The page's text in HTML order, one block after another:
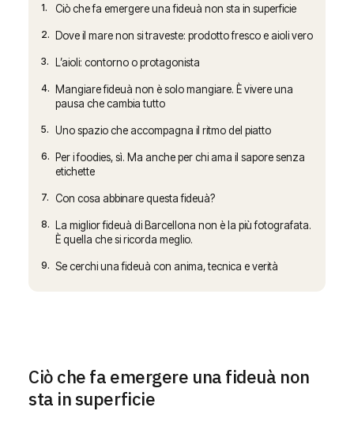
1. Ciò che fa emergere una fideuà non sta in superficie
2. Dove il mare non si traveste: prodotto fresco e aioli vero
3. L’aioli: contorno o protagonista
4.
Mangiare fideuà non è solo mangiare. È vivere una
pausa che cambia tutto
5. Uno spazio che accompagna il ritmo del piatto
6.
Per i foodies, sì. Ma anche per chi ama il sapore senza
etichette
7. Con cosa abbinare questa fideuà?
8.
La miglior fideuà di Barcellona non è la più fotografata.
È quella che si ricorda meglio.
9. Se cerchi una fideuà con anima, tecnica e verità
Ciò che fa emergere una fideuà non
sta in superficie